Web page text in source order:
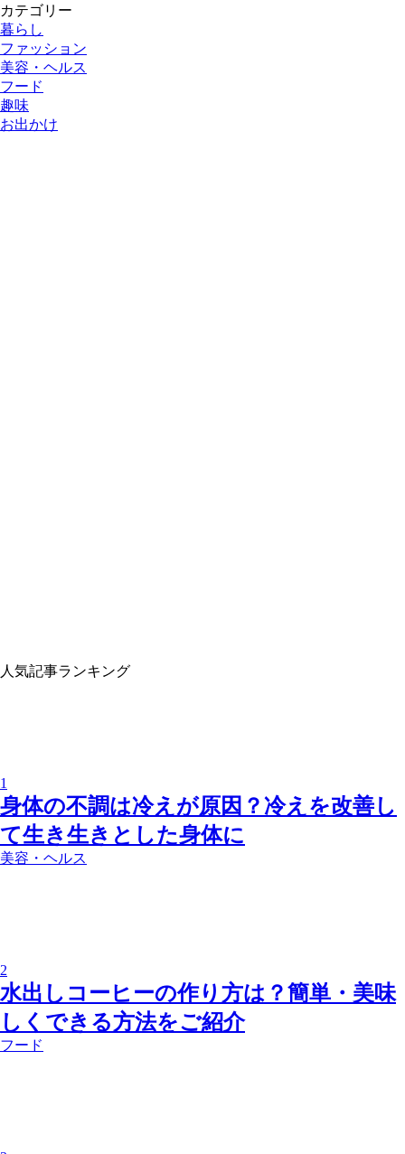
カテゴリー
暮らし
ファッション
美容・ヘルス
フード
趣味
お出かけ
人気記事ランキング
1
身体の不調は冷えが原因？冷えを改善し
て生き生きとした身体に
美容・ヘルス
2
水出しコーヒーの作り方は？簡単・美味
しくできる方法をご紹介
フード